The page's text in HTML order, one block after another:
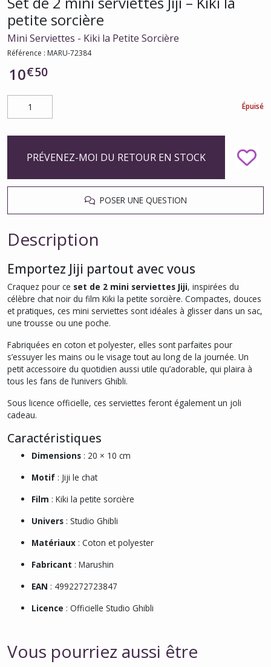
petite sorcière
Mini Serviettes - Kiki la Petite Sorcière
Référence : MARU-72384
10€50
Épuisé
PRÉVENEZ-MOI DU RETOUR EN STOCK
POSER UNE QUESTION
Description
Emportez Jiji partout avec vous
Craquez pour ce set de 2 mini serviettes Jiji, inspirées du
célèbre chat noir du film Kiki la petite sorcière. Compactes, douces
et pratiques, ces mini serviettes sont idéales à glisser dans un sac,
une trousse ou une poche.
Fabriquées en coton et polyester, elles sont parfaites pour
s’essuyer les mains ou le visage tout au long de la journée. Un
petit accessoire du quotidien aussi utile qu’adorable, qui plaira à
tous les fans de l’univers Ghibli.
Sous licence officielle, ces serviettes feront également un joli
cadeau.
Caractéristiques
Dimensions : 20 × 10 cm
Motif : Jiji le chat
Film : Kiki la petite sorcière
Univers : Studio Ghibli
Matériaux : Coton et polyester
Fabricant : Marushin
EAN : 4992272723847
Licence : Officielle Studio Ghibli
Vous pourriez aussi être